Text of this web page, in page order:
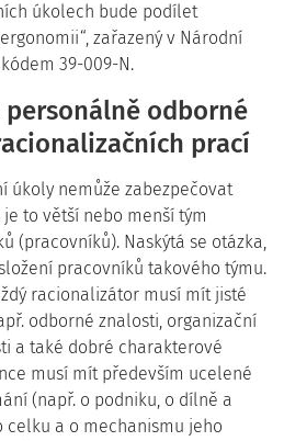
úkolech bude podílet
zařazený v Národní
39-009-N.
personálně odborné
prací
úkoly nemůže zabezpečovat
to větší nebo menší tým
(pracovníků). Naskýtá se otázka,
pracovníků takového týmu.
racionalizátor musí mít jisté
odborné znalosti, organizační
a také dobré charakterové
musí mít především ucelené
(např. o podniku, o dílně a
a o mechanismu jeho